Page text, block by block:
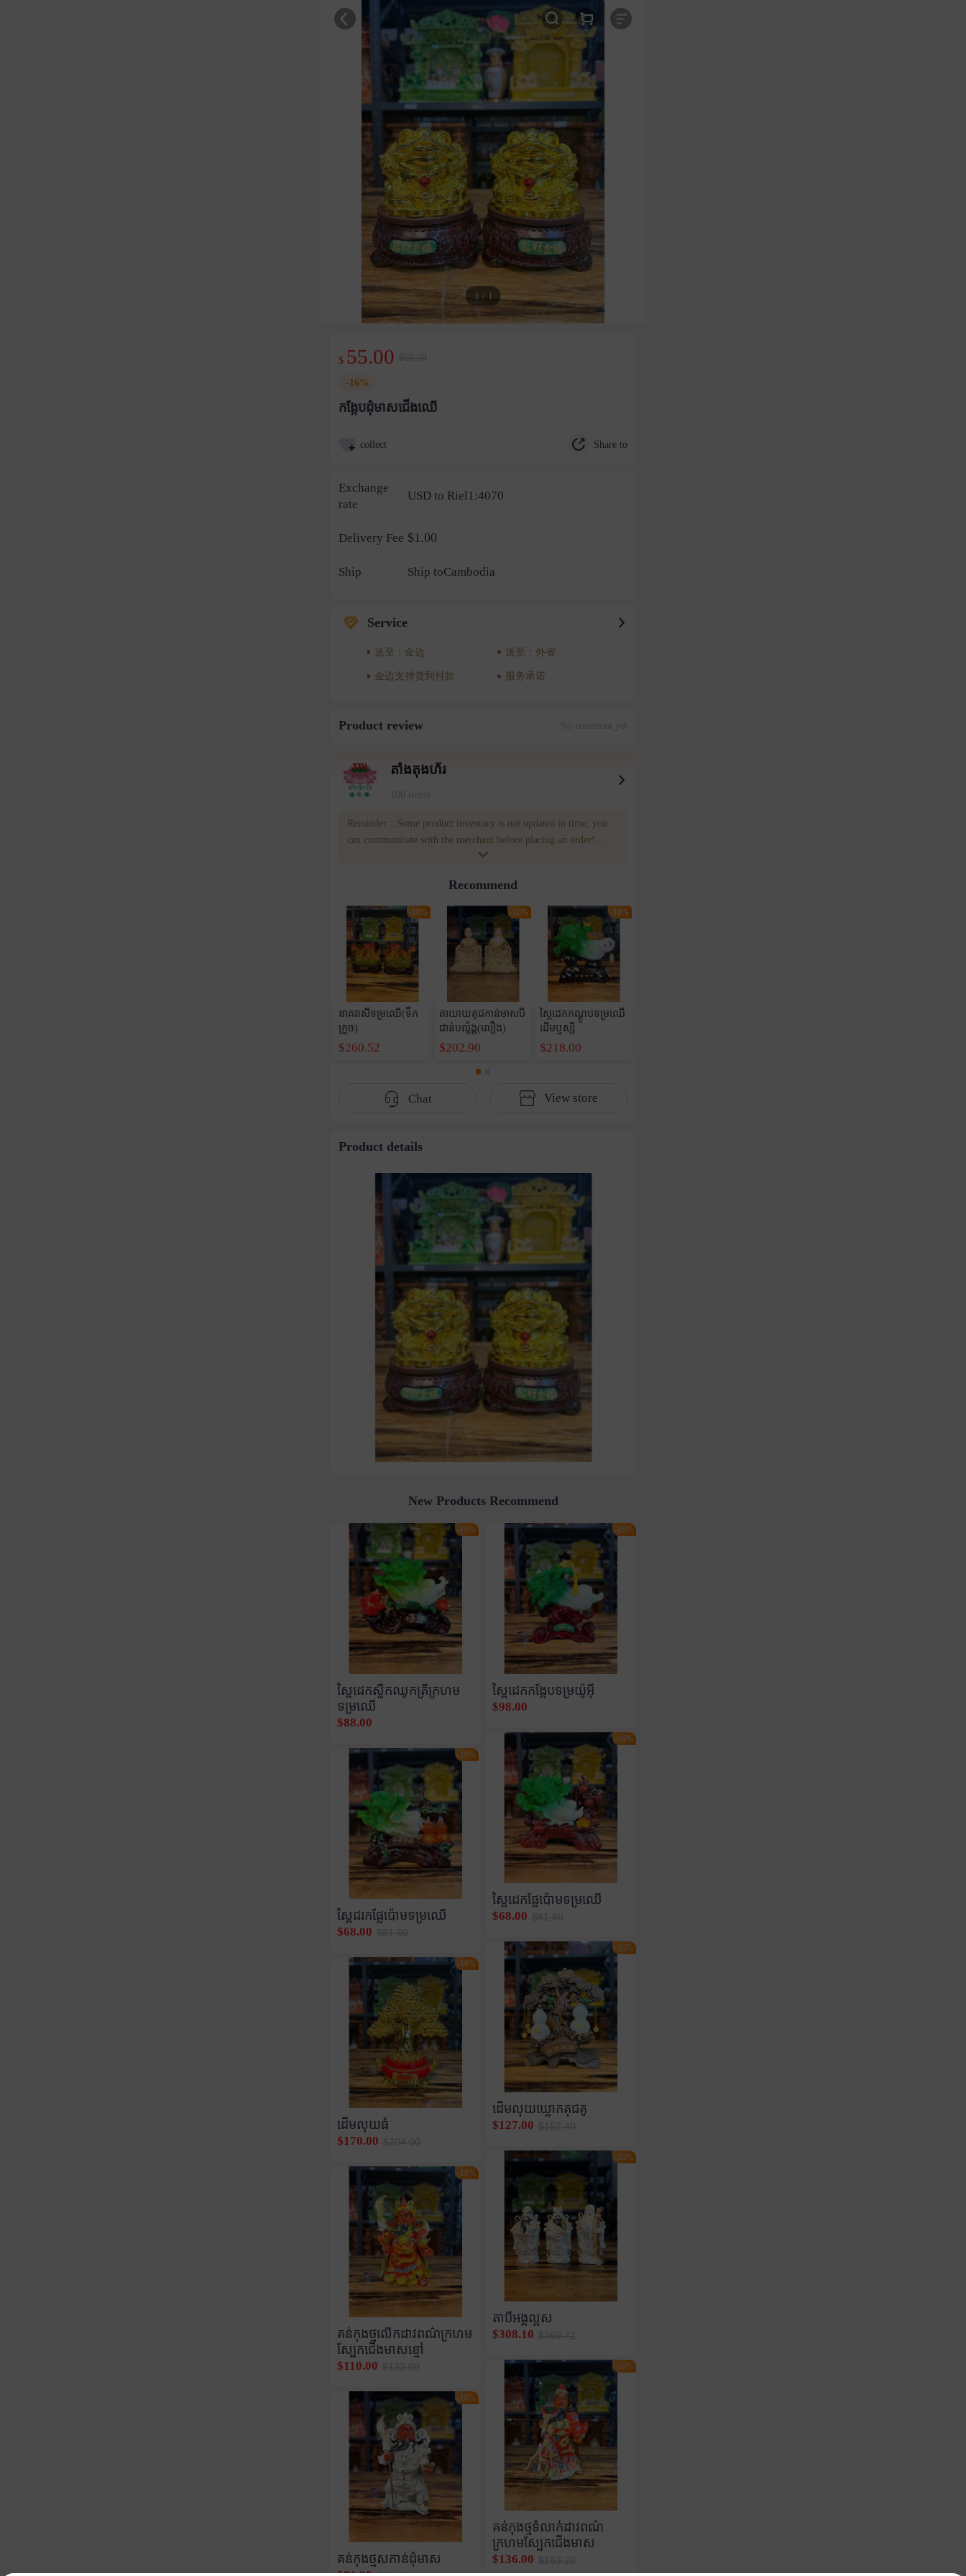
1 / 1
$ 55.00 $66.00
-16%
កង្កែបដុំមាសជើងឈើ
collect Share to
Exchange
rate
USD to Riel1:4070
Delivery Fee $1.00
Ship Ship toCambodia
Service
送至：金边 送至：外省
金边支持货到付款 服务承诺
Product review No comment yet
តាំងតុងហ័រ
100 items
Reminder：Some product inventory is not updated in time, you
can communicate with the merchant before placing an order!
Recommend
-16%
នាគរាសីទម្រឈើ(ទឹក
ក្រូច)
$260.52
-16%
តាយាយគុជកាន់មាសបី
ជាន់បល្ល័ង្គ(លឿង)
$202.90
-16%
ស្ពៃដេកកណ្តូបទម្រឈើ
ដើមឬស្សី
$218.00
Chat View store
Product details
New Products Recommend
ស្ពៃដេកស្លឹកឈូកត្រីក្រហម
ទម្រឈើ
$88.00
-16%
ស្ពៃដរកផ្លែប៉ោមទម្រឈើ
$68.00 $81.60
-16%
ដើមលុយធំ
$170.00 $204.00
-16%
គន់កុងថ្មលើកដាវពណ៌ក្រហម
ស្បែកជើងមាសខ្មៅ
$110.00 $132.00
-16%
គន់កុងថ្មសកាន់ដុំមាស
-16%
ស្ពៃដេកកង្កែបទម្រយ៉ូអុី
$98.00
-16%
ស្ពៃដេកផ្លែប៉ោមទម្រឈើ
$68.00 $81.60
-16%
ដើមលុយឃ្លោកគុជគូ
$127.00 $152.40
-16%
តាបីអង្គល្អស
$308.10 $369.72
-16%
គន់កុងថ្មទំលាក់ដាវពណ៌
ក្រហមស្បែកជើងមាស
$136.00 $163.20
-16%